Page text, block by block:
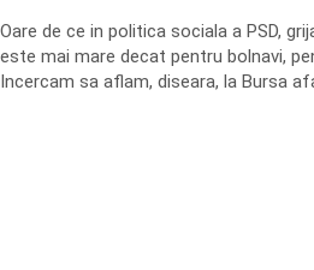
Oare de ce in politica sociala a PSD,
este mai mare decat pentru bolnavi,
Incercam sa aflam, diseara, la Bursa